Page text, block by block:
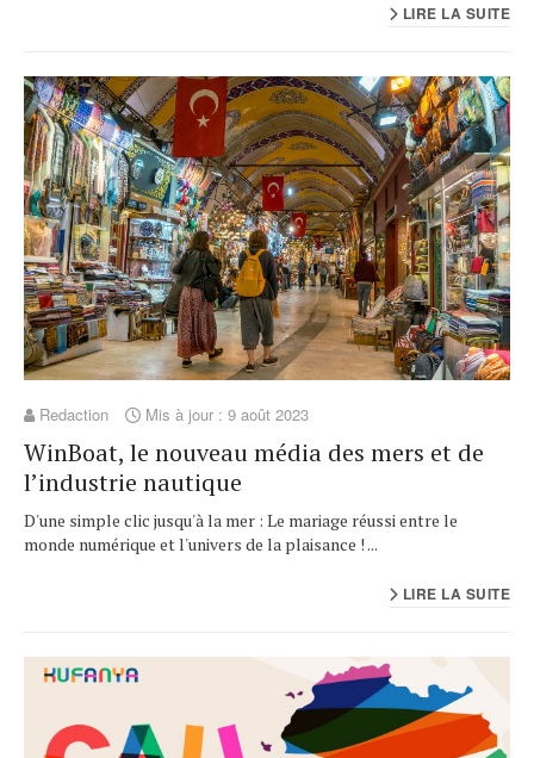
LIRE LA SUITE
Redaction Mis à jour : 9 août 2023
WinBoat, le nouveau média des mers et de
l’industrie nautique
D'une simple clic jusqu'à la mer : Le mariage réussi entre le
monde numérique et l'univers de la plaisance ! ...
LIRE LA SUITE